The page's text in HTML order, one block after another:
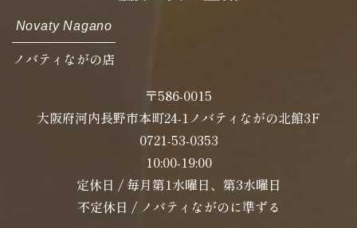
Novaty Nagano
ノバティながの店
〒586-0015
大阪府河内長野市本町24-1ノバティながの北館3F
0721-53-0353
10:00-19:00
定休日 / 毎月第1水曜日、第3水曜日
不定休日 / ノバティながのに準ずる